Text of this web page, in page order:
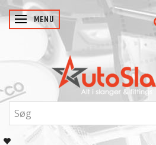
SKIFTE NAVIGATION
MENU